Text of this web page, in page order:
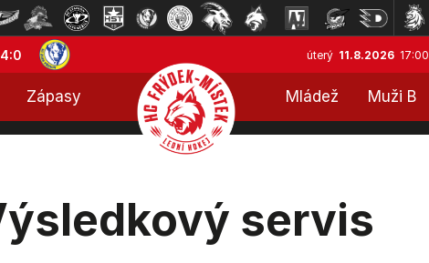
4:0 úterý 11.8.2026 17:00
Zápasy Mládež Muži B
servis